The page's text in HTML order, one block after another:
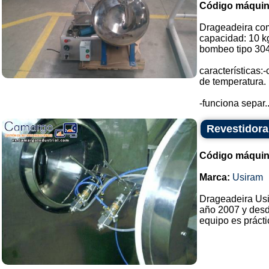
Código
Drageadeira
capacidad: 10
bombeo tipo
de temperatura.
-funciona
Código
Marca: Usiram
Drageadeira
año 2007 y
equipo es